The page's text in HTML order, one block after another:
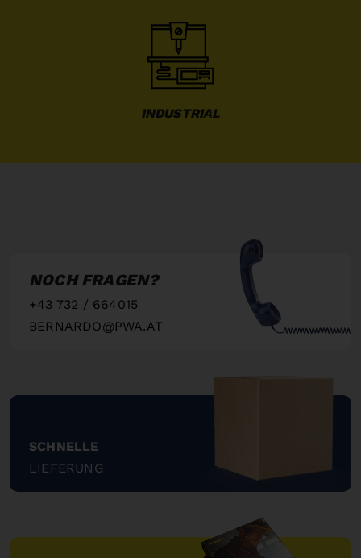
INDUSTRIAL
NOCH FRAGEN?
+43 732 / 664015
BERNARDO@PWA.AT
SCHNELLE
LIEFERUNG
"